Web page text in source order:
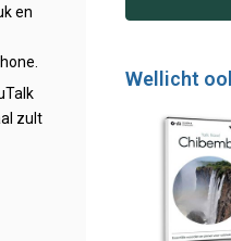
en
zult
Wellicht